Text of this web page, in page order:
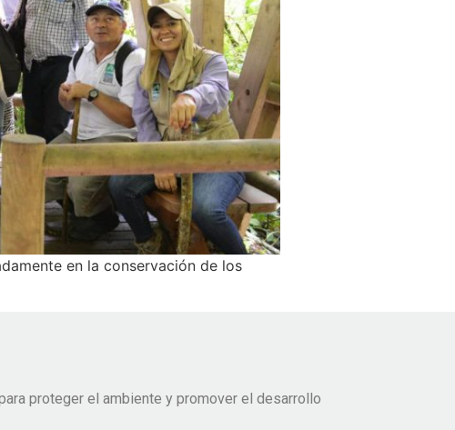
en la conservación de los
proteger el ambiente y promover el desarrollo